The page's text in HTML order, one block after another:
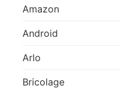
Amazon
Android
Arlo
Bricolage